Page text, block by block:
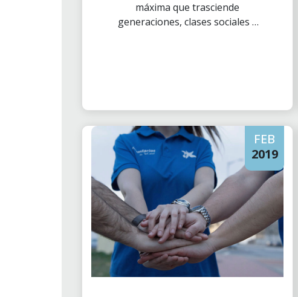
máxima que trasciende
generaciones, clases sociales y
ésta y muchas otras razones, el
compromiso que se genera a
través del voluntariado es algo
tremendamente necesario para
la sociedad.
FEB
2019